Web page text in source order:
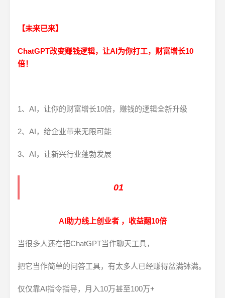
【未来已来】
ChatGPT改变赚钱逻辑，让AI为你打工，财富增长10
倍！
1、AI，让你的财富增长10倍，赚钱的逻辑全新升级
2、AI，给企业带来无限可能
3、AI，让新兴行业蓬勃发展
01
AI助力线上创业者 ，收益翻10倍
当很多人还在把ChatGPT当作聊天工具，
把它当作简单的问答工具，有太多人已经赚得盆满钵满。
仅仅靠AI指令指导，月入10万甚至100万+